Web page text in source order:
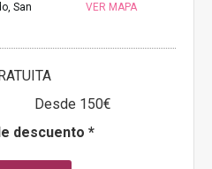
San
VER MAPA
Desde 150€
descuento *